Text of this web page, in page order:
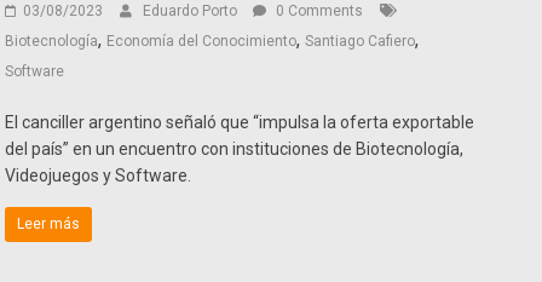
03/08/2023 Eduardo Porto
0 Comments
Biotecnología, Economía del Conocimiento,Santiago Cafiero,
Software
El canciller argentino señaló que “impulsa la oferta exportable
del país” en un encuentro con instituciones de Biotecnología,
Videojuegos y Software.
Leer más